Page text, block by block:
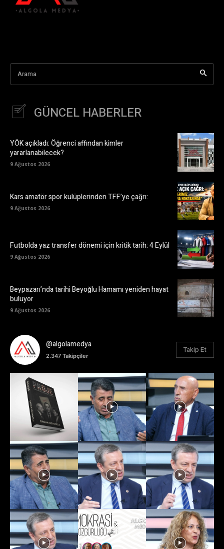
Arama
GÜNCEL HABERLER
YÖK açıkladı: Öğrenci affından kimler
yararlanabilecek?
9 Ağustos 2026
Kars amatör spor kulüplerinden TFF’ye çağrı:
9 Ağustos 2026
Futbolda yaz transfer dönemi için kritik tarih: 4 Eylül
9 Ağustos 2026
Beypazarı’nda tarihi Beyoğlu Hamamı yeniden hayat
buluyor
9 Ağustos 2026
@algolamedya
2.347 Takipçiler
Takip Et